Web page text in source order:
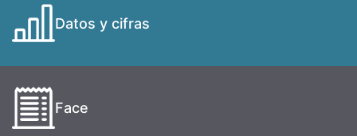
Datos y cifras
Face